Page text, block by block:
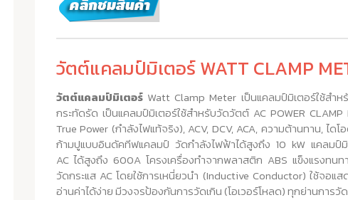
วัตต์แคลมป์มิเตอร์ WATT CLAMP
วัตต์แคลมป์มิเตอร์Watt Clamp Meter เป็นแคลมป์มิเตอร์ใช้สำ
กระทัดรัด เป็นแคลมป์มิเตอร์ใช้สำหรับวัดวัตต์ AC POWER
True Power (กำลังไฟแท้จริง), ACV, DCV, ACA, ความต้านทาน, ได
ก้ามปูแบบอินดัคทีฟแคลมป์ วัดกำลังไฟฟ้าได้สูงถึง 10 kW แคลมป์มิ
AC ได้สูงถึง 600A โครงเครื่องทำจากพลาสติก ABS แข็งแรงทนท
วัดกระแส AC โดยใช้การเหนี่ยวนำ (Inductive Conductor) ใช้จอแ
อ่านค่าได้ง่าย มีวงจรป้องกันการวัดเกิน (โอเวอร์โหลด) ทุกย่านการวัด